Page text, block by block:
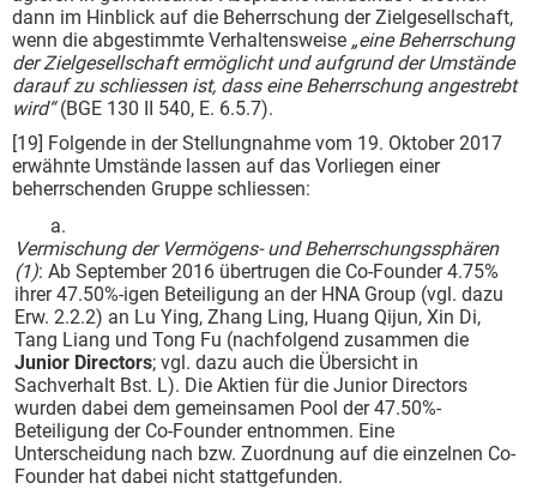
dann im Hinblick auf die Beherrschung der Zielgesellschaft,
wenn die abgestimmte Verhaltensweise „eine Beherrschung
der Zielgesellschaft ermöglicht und aufgrund der Umstände
darauf zu schliessen ist, dass eine Beherrschung angestrebt
wird“(BGE 130 II 540, E. 6.5.7).
[19] Folgende in der Stellungnahme vom 19. Oktober 2017
erwähnte Umstände lassen auf das Vorliegen einer
beherrschenden Gruppe schliessen:
a.
Vermischung der Vermögens- und Beherrschungssphären
(1): Ab September 2016 übertrugen die Co-Founder 4.75%
ihrer 47.50%-igen Beteiligung an der HNA Group (vgl. dazu
Erw. 2.2.2) an Lu Ying, Zhang Ling, Huang Qijun, Xin Di,
Tang Liang und Tong Fu (nachfolgend zusammen die
Junior Directors; vgl. dazu auch die Übersicht in
Sachverhalt Bst. L). Die Aktien für die Junior Directors
wurden dabei dem gemeinsamen Pool der 47.50%-
Beteiligung der Co-Founder entnommen. Eine
Unterscheidung nach bzw. Zuordnung auf die einzelnen Co-
Founder hat dabei nicht stattgefunden.